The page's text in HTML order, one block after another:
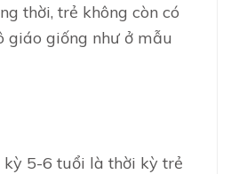
thời, trẻ không còn có
giáo giống như ở mẫu
kỳ 5-6 tuổi là thời kỳ trẻ